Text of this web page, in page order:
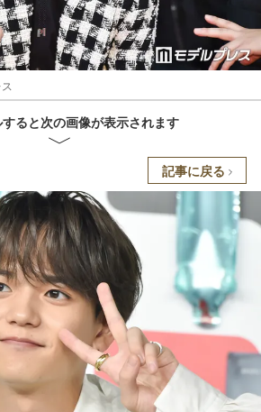
ると次の画像が表示されます
記事に戻る